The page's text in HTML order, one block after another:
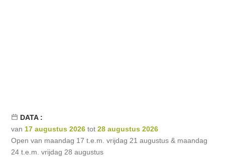
DATA :
van17 augustus 2026 tot28 augustus 2026
Open van maandag 17 t.e.m. vrijdag 21 augustus & maandag
24 t.e.m. vrijdag 28 augustus